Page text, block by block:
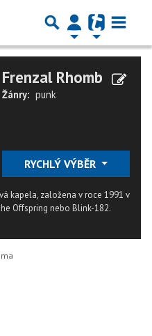
Frenzal Rhomb
Žánry: punk
RYCHLÝ VÝBĚR
kapela, založena v roce 1991 v
Offspring nebo Blink-182.